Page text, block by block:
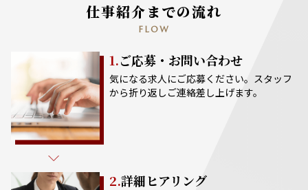
仕事紹介までの流れ
FLOW
1.ご応募・お問い合わせ
気になる求人にご応募ください。スタッフ
から折り返しご連絡差し上げます。
2.詳細ヒアリング